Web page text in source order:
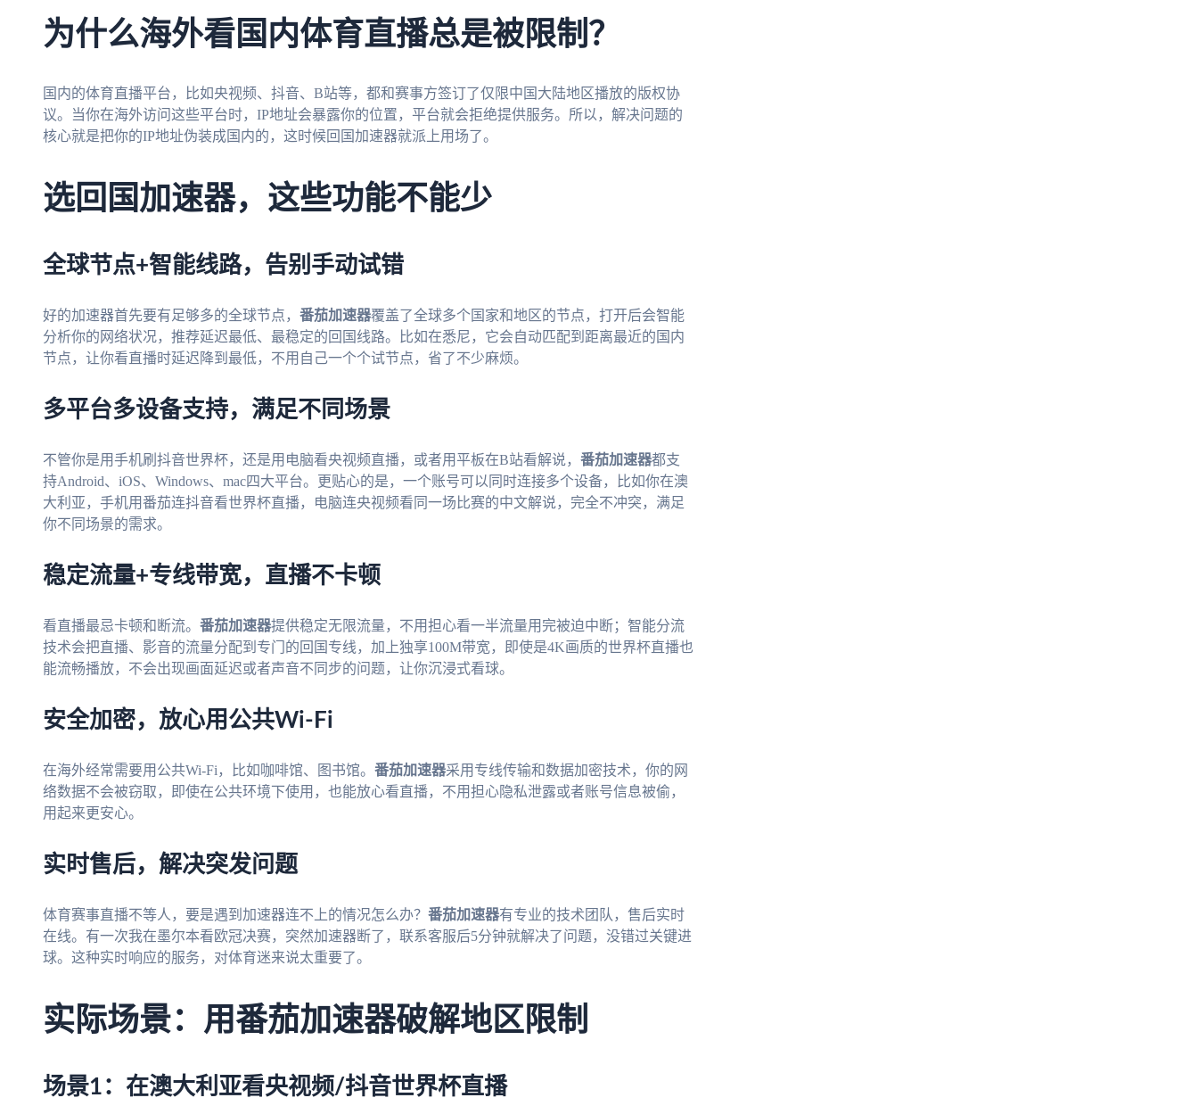
为什么海外看国内体育直播总是被限制？
国内的体育直播平台，比如央视频、抖音、B站等，都和赛事方签订了仅限中国大陆地区播放的版权协
议。当你在海外访问这些平台时，IP地址会暴露你的位置，平台就会拒绝提供服务。所以，解决问题的
核心就是把你的IP地址伪装成国内的，这时候回国加速器就派上用场了。
选回国加速器，这些功能不能少
全球节点+智能线路，告别手动试错
好的加速器首先要有足够多的全球节点， 番茄加速器覆盖了全球多个国家和地区的节点，打开后会智能
分析你的网络状况，推荐延迟最低、最稳定的回国线路。比如在悉尼，它会自动匹配到距离最近的国内
节点，让你看直播时延迟降到最低，不用自己一个个试节点，省了不少麻烦。
多平台多设备支持，满足不同场景
不管你是用手机刷抖音世界杯，还是用电脑看央视频直播，或者用平板在B站看解说， 番茄加速器都支
持Android、iOS、Windows、mac四大平台。更贴心的是，一个账号可以同时连接多个设备，比如你在澳
大利亚，手机用番茄连抖音看世界杯直播，电脑连央视频看同一场比赛的中文解说，完全不冲突，满足
你不同场景的需求。
稳定流量+专线带宽，直播不卡顿
看直播最忌卡顿和断流。 番茄加速器提供稳定无限流量，不用担心看一半流量用完被迫中断；智能分流
技术会把直播、影音的流量分配到专门的回国专线，加上独享100M带宽，即使是4K画质的世界杯直播也
能流畅播放，不会出现画面延迟或者声音不同步的问题，让你沉浸式看球。
安全加密，放心用公共Wi-Fi
在海外经常需要用公共Wi-Fi，比如咖啡馆、图书馆。 番茄加速器采用专线传输和数据加密技术，你的网
络数据不会被窃取，即使在公共环境下使用，也能放心看直播，不用担心隐私泄露或者账号信息被偷，
用起来更安心。
实时售后，解决突发问题
体育赛事直播不等人，要是遇到加速器连不上的情况怎么办？ 番茄加速器有专业的技术团队，售后实时
在线。有一次我在墨尔本看欧冠决赛，突然加速器断了，联系客服后5分钟就解决了问题，没错过关键进
球。这种实时响应的服务，对体育迷来说太重要了。
实际场景：用番茄加速器破解地区限制
场景1：在澳大利亚看央视频/抖音世界杯直播